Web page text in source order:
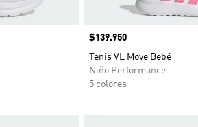
Precio
$139.950
Tenis VL Move Bebé
Niño Performance
5 colores